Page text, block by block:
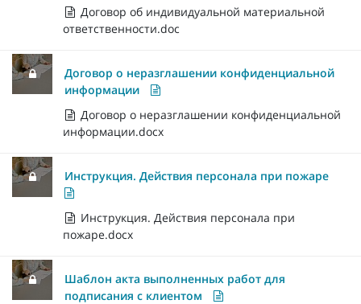
Договор об индивидуальной материальной
ответственности.doc
Договор о неразглашении конфиденциальной
информации
Договор о неразглашении конфиденциальной
информации.docx
Инструкция. Действия персонала при пожаре
Инструкция. Действия персонала при
пожаре.docx
Шаблон акта выполненных работ для
подписания с клиентом